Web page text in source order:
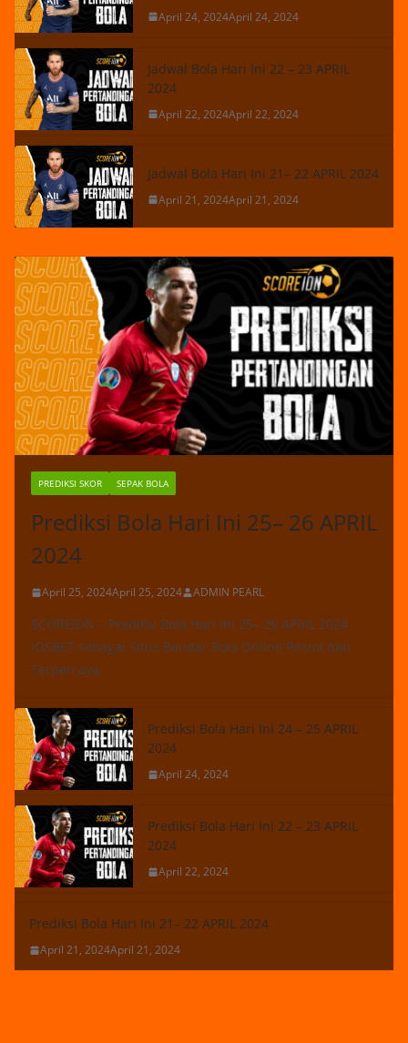
April 24, 2024April 24, 2024
Jadwal Bola Hari Ini 22 – 23 APRIL
2024
April 22, 2024April 22, 2024
Jadwal Bola Hari Ini 21– 22 APRIL 2024
April 21, 2024April 21, 2024
PREDIKSI SKOR SEPAK BOLA
Prediksi Bola Hari Ini 25– 26 APRIL
2024
April 25, 2024April 25, 2024 ADMIN PEARL
SCOREIDN – Prediksi Bola Hari Ini 25– 26 APRIL 2024 :
IOSBET sebagai Situs Bandar Bola Online Resmi dan
Terpercaya
Prediksi Bola Hari Ini 24 – 25 APRIL
2024
April 24, 2024
Prediksi Bola Hari Ini 22 – 23 APRIL
2024
April 22, 2024
Prediksi Bola Hari Ini 21– 22 APRIL 2024
April 21, 2024April 21, 2024